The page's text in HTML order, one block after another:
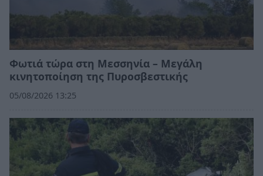
Φωτιά τώρα στη Μεσσηνία – Μεγάλη
κινητοποίηση της Πυροσβεστικής
05/08/2026 13:25